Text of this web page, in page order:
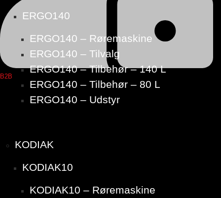
B2B
ERGO140
ERGO140 – Røremaskine
ERGO140 – Tilvalg
ERGO140 – Tilbehør – 140 L
ERGO140 – Tilbehør – 80 L
ERGO140 – Udstyr
KODIAK
KODIAK10
KODIAK10 – Røremaskine